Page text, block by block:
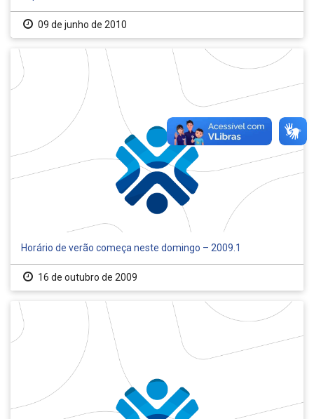
09 de junho de 2010
Horário de verão começa neste domingo – 2009.1
16 de outubro de 2009